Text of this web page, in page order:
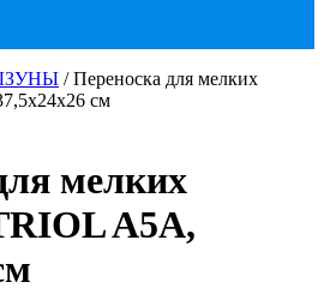
/ Переноска для мелких
см
мелких
A5A,